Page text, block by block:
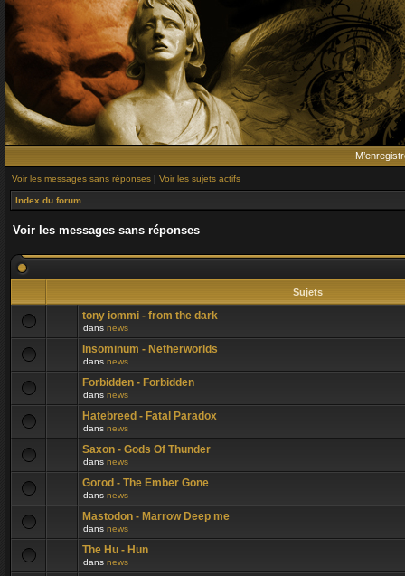
Voir les messages sans réponses | Voir les sujets actifs
Index du forum
Voir les messages sans réponses
Sujets
tony iommi - from the dark
dans news
Insominum - Netherworlds
dans news
Forbidden - Forbidden
dans news
Hatebreed - Fatal Paradox
dans news
Saxon - Gods Of Thunder
dans news
Gorod - The Ember Gone
dans news
Mastodon - Marrow Deep me
dans news
The Hu - Hun
dans news